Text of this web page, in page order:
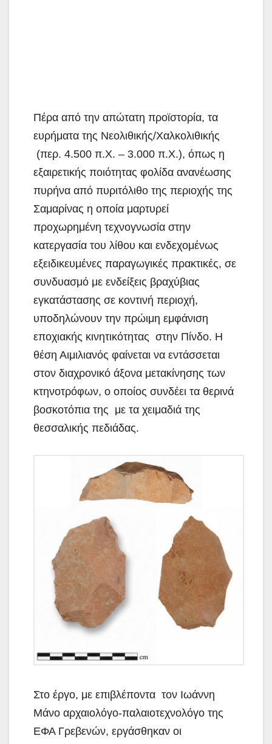
Πέρα από την απώτατη προϊστορία, τα
ευρήματα της Νεολιθικής/Χαλκολιθικής
(περ. 4.500 π.Χ. – 3.000 π.Χ.), όπως η
εξαιρετικής ποιότητας φολίδα ανανέωσης
πυρήνα από πυριτόλιθο της περιοχής της
Σαμαρίνας η οποία μαρτυρεί
προχωρημένη τεχνογνωσία στην
κατεργασία του λίθου και ενδεχομένως
εξειδικευμένες παραγωγικές πρακτικές, σε
συνδυασμό με ενδείξεις βραχύβιας
εγκατάστασης σε κοντινή περιοχή,
υποδηλώνουν την πρώιμη εμφάνιση
εποχιακής κινητικότητας στην Πίνδο. Η
θέση Αιμιλιανός φαίνεται να εντάσσεται
στον διαχρονικό άξονα μετακίνησης των
κτηνοτρόφων, ο οποίος συνδέει τα θερινά
βοσκοτόπια της με τα χειμαδιά της
θεσσαλικής πεδιάδας.
Στο έργο, με επιβλέποντα τον Ιωάννη
Μάνο αρχαιολόγο-παλαιοτεχνολόγο της
ΕΦΑ Γρεβενών, εργάσθηκαν οι